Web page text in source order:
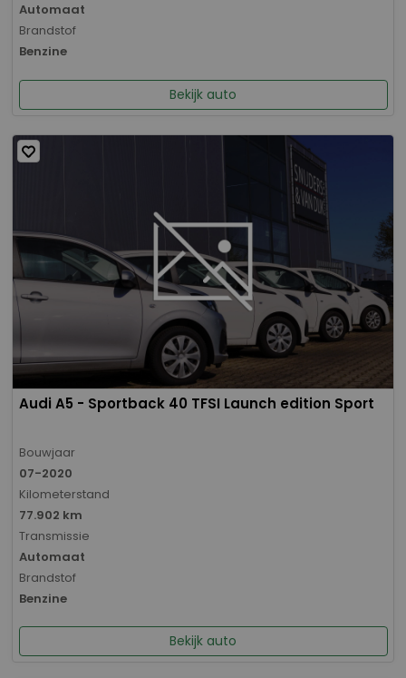
Automaat
Brandstof
Benzine
Bekijk auto
Audi A5 - Sportback 40 TFSI Launch edition Sport
Bouwjaar
07-2020
Kilometerstand
77.902 km
Transmissie
Automaat
Brandstof
Benzine
Bekijk auto